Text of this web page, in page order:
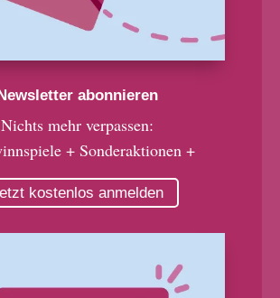
abonnieren
Nichts mehr verpassen:
+ Sonderaktionen +
kostenlos anmelden